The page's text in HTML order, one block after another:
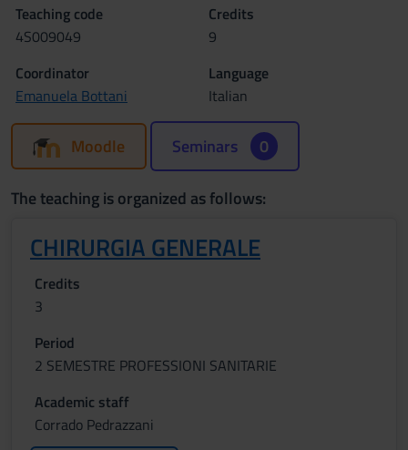
Teaching code
4S009049
Credits
9
Coordinator
Emanuela Bottani
Language
Italian
Moodle Seminars 0
The teaching is organized as follows:
CHIRURGIA GENERALE
Credits
3
Period
2 SEMESTRE PROFESSIONI SANITARIE
Academic staff
Corrado Pedrazzani